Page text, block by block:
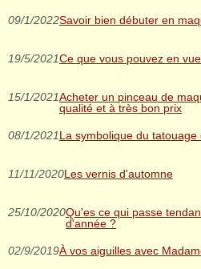
09/1/2022Savoir bien débuter en
19/5/2021Ce que vous pouvez en
15/1/2021Acheter un pinceau de
qualité et à très bon prix
08/1/2021La symbolique du tatouage
11/11/2020Les vernis d'automne
25/10/2020Qu'es ce qui passe
d'année ?
02/9/2019À vos aiguilles avec